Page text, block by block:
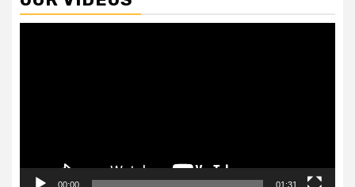
00:00 01:31